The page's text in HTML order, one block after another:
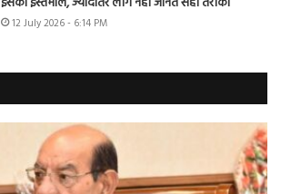
12 July 2026 - 6:14 PM